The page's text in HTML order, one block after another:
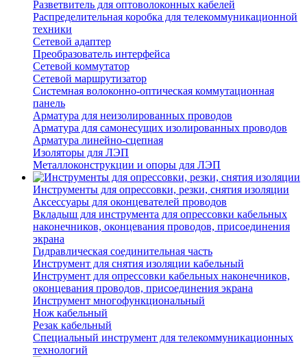
Разветвитель для оптоволоконных кабелей
Распределительная коробка для телекоммуникационной
техники
Сетевой адаптер
Преобразователь интерфейса
Сетевой коммутатор
Сетевой маршрутизатор
Системная волоконно-оптическая коммутационная
панель
Арматура для неизолированных проводов
Арматура для самонесущих изолированных проводов
Арматура линейно-сцепная
Изоляторы для ЛЭП
Металлоконструкции и опоры для ЛЭП
Инструменты для опрессовки, резки, снятия изоляции
Аксессуары для оконцевателей проводов
Вкладыш для инструмента для опрессовки кабельных
наконечников, оконцевания проводов, присоединения
экрана
Гидравлическая соединительная часть
Инструмент для снятия изоляции кабельный
Инструмент для опрессовки кабельных наконечников,
оконцевания проводов, присоединения экрана
Инструмент многофункциональный
Нож кабельный
Резак кабельный
Специальный инструмент для телекоммуникационных
технологий